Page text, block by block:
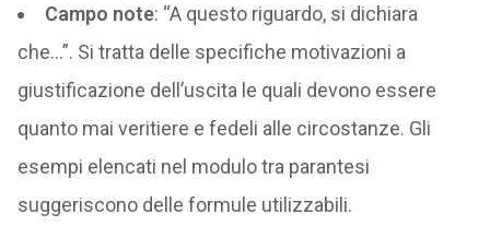
Campo note: “A questo riguardo, si dichiara
che…”. Si tratta delle specifiche motivazioni a
giustificazione dell’uscita le quali devono essere
quanto mai veritiere e fedeli alle circostanze. Gli
esempi elencati nel modulo tra parantesi
suggeriscono delle formule utilizzabili.